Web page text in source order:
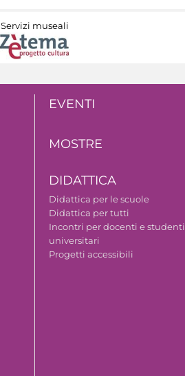
Servizi museali
EVENTI
MOSTRE
DIDATTICA
Didattica per le scuole
Didattica per tutti
Incontri per docenti e studenti
universitari
Progetti accessibili